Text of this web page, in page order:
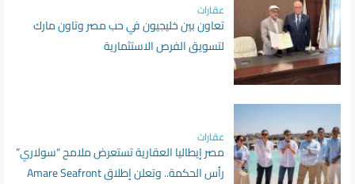
عقارات
تعاون بين خليجيون في حب مصر وتاون مارك
لتسويق الفرص الاستثمارية
عقارات
مصر إيطاليا العقارية تستعرض ملامح “سولاري”
رأس الحكمة.. وتعلن إطلاق Amare Seafront